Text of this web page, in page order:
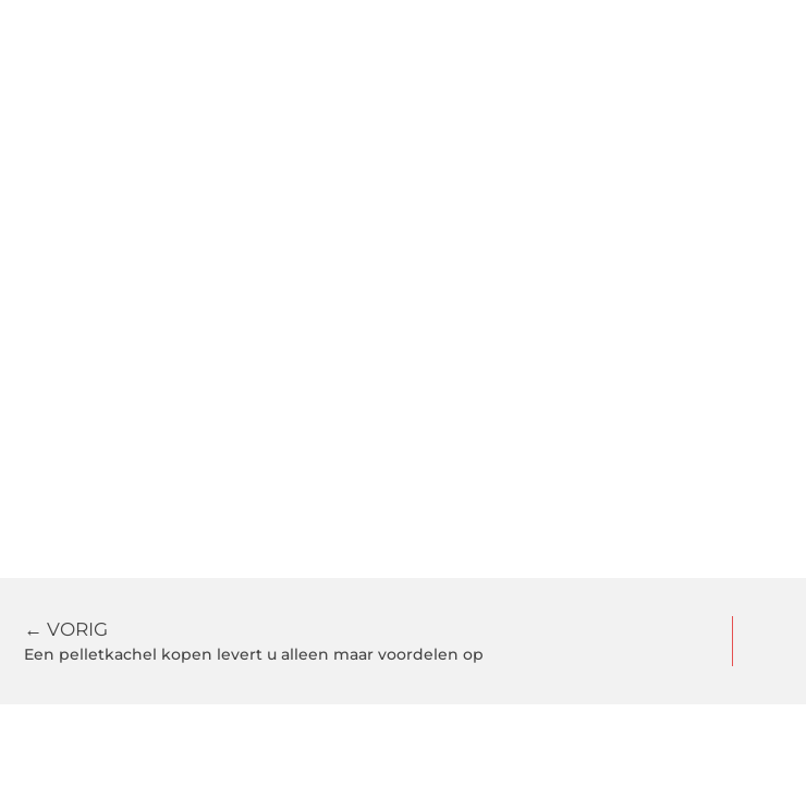
← VORIG
Een pelletkachel kopen levert u alleen maar voordelen op